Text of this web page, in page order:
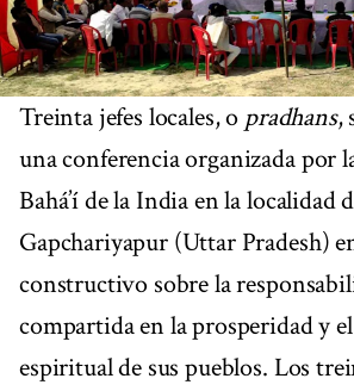
Treinta jefes locales, o pradhans,
una conferencia organizada por
Bahá’í de la India en la localidad
Gapchariyapur (Uttar Pradesh)
constructivo sobre la
compartida en la prosperidad y
espiritual de sus pueblos. Los